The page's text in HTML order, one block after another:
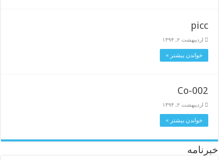
picc
اردیبهشت ۲, ۱۳۹۴
خواندن بیشتر »
Co-002
اردیبهشت ۲, ۱۳۹۴
خواندن بیشتر »
خبرنامه